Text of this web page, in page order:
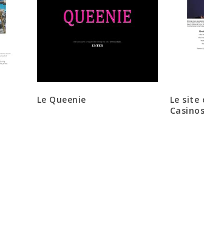
Le Queenie
Le site